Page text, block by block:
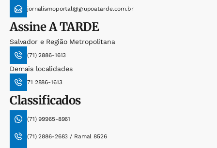
jornalismoportal@grupoatarde.com.br
AssineA TARDE
Salvador e Região Metropolitana
(71) 2886-1613
Demais localidades
71 2886-1613
Classificados
(71) 99965-8961
(71) 2886-2683 / Ramal 8526